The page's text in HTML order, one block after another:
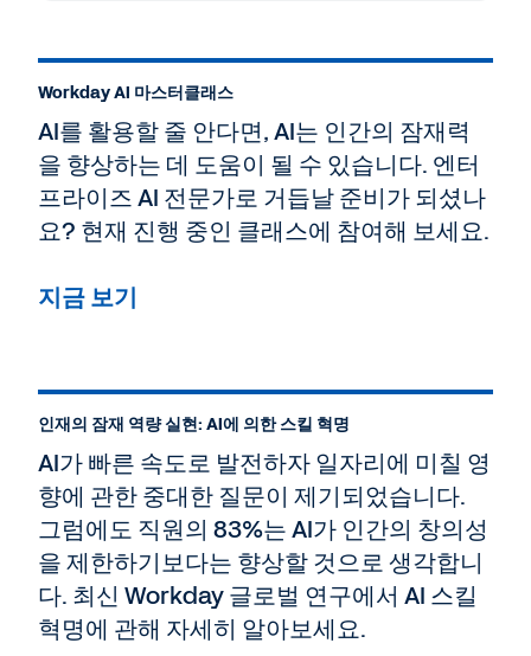
속도는 그 어느 때보다 빨라지고 있습니다. 특히
업무 환경에서 생산성과 혁신은 새로운 시대로
접어든 것 같습니다. 그래도 한 가지 확실한 건,
Agentic AI는 우리가 알고 있는 여러 산업의 혁
명을 이끄는 원동력이라는 것입니다.
Agentic AI는 단순히 업무를 자동화하는 데 그
치지 않습니다. 인간과 적극적으로 협업하고 니
을 새로운 차원으로 끌어올려 줍니다. 저는 이번
라운 기회가 기다리고 있는지 살펴보려고 합니
다.
Workday는 최근에 획기적인 이벤트를 열어 업
계를 이끄는 AI 전문가와 리더들을 초대했습니
다. 그리고 이 자리에서 첨단 혁신의 결과물인
Workday Agent System of Record를 공개했
습니다. 이 혁신적인 플랫폼은 전체 디지털 인력
을 관리하고 최적화하도록 설계되었습니다.
이번 팟캐스트에서는 이 혁신적인 기술에 관한
Workday 경영진의 인사이트를 들으실 수 있습
Workday AI 마스터클래스
AI를 활용할 줄 안다면, AI는 인간의 잠재력
을 향상하는 데 도움이 될 수 있습니다. 엔터
프라이즈 AI 전문가로 거듭날 준비가 되셨나
요? 현재 진행 중인 클래스에 참여해 보세요.
지금 보기
인재의 잠재 역량 실현: AI에 의한 스킬 혁명
AI가 빠른 속도로 발전하자 일자리에 미칠 영
향에 관한 중대한 질문이 제기되었습니다.
그럼에도 직원의 83%는 AI가 인간의 창의성
을 제한하기보다는 향상할 것으로 생각합니
다. 최신 Workday 글로벌 연구에서 AI 스킬
혁명에 관해 자세히 알아보세요.